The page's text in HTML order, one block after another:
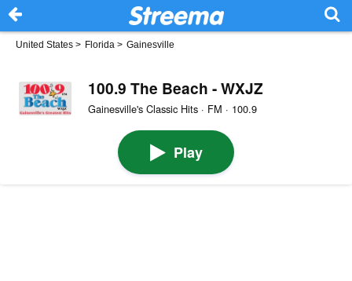
United States > Florida > Gainesville
100.9 The Beach - WXJZ
Gainesville's Classic Hits · FM · 100.9
Play